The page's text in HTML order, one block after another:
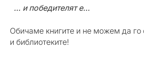
… и победителят е…
Обичаме книгите и не можем да
и библиотеките!